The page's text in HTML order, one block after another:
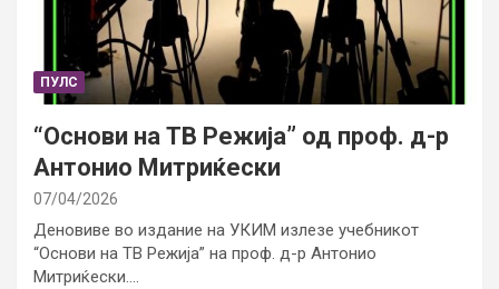
ПУЛС
“Основи на ТВ Режија” од проф. д-р
Антонио Митриќески
07/04/2026
Деновиве во издание на УКИМ излезе учебникот
“Основи на ТВ Режија” на проф. д-р Антонио
Митриќески.…